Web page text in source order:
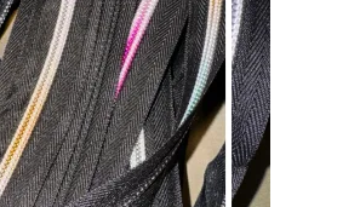
produit
CHOIX DES OPTIONS
Ce
produit
plusieurs
variations.